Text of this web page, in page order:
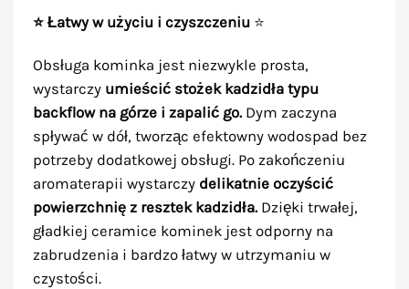
⭐ Łatwy w użyciu i czyszczeniu⭐
Obsługa kominka jest niezwykle prosta,
wystarczy umieścić stożek kadzidła typu
backflow na górze i zapalić go.Dym zaczyna
spływać w dół, tworząc efektowny wodospad bez
potrzeby dodatkowej obsługi. Po zakończeniu
aromaterapii wystarczy delikatnie oczyścić
powierzchnię z resztek kadzidła.Dzięki trwałej,
gładkiej ceramice kominek jest odporny na
zabrudzenia i bardzo łatwy w utrzymaniu w
czystości.